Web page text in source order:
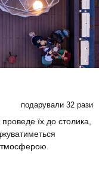
подарували 32 рази
їх до столика,